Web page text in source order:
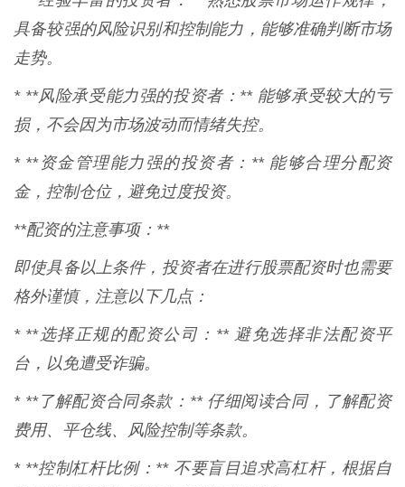
具备较强的风险识别和控制能力，能够准确判断市场
走势。
* **风险承受能力强的投资者：** 能够承受较大的亏
损，不会因为市场波动而情绪失控。
* **资金管理能力强的投资者：** 能够合理分配资
金，控制仓位，避免过度投资。
**配资的注意事项：**
即使具备以上条件，投资者在进行股票配资时也需要
格外谨慎，注意以下几点：
* **选择正规的配资公司：** 避免选择非法配资平
台，以免遭受诈骗。
* **了解配资合同条款：** 仔细阅读合同，了解配资
费用、平仓线、风险控制等条款。
* **控制杠杆比例：** 不要盲目追求高杠杆，根据自